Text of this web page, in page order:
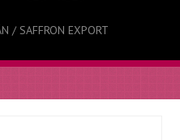
/ SAFFRON EXPORT